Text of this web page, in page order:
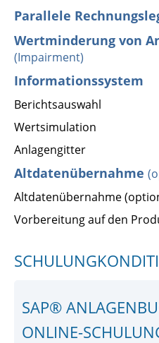
Parallele
Wertminderung von
(Impairment)
Informationssystem
Berichtsauswahl
Wertsimulation
Anlagengitter
Altdatenübernahme
Altdatenübernahme
Vorbereitung auf den
SAP®
ONLINE-